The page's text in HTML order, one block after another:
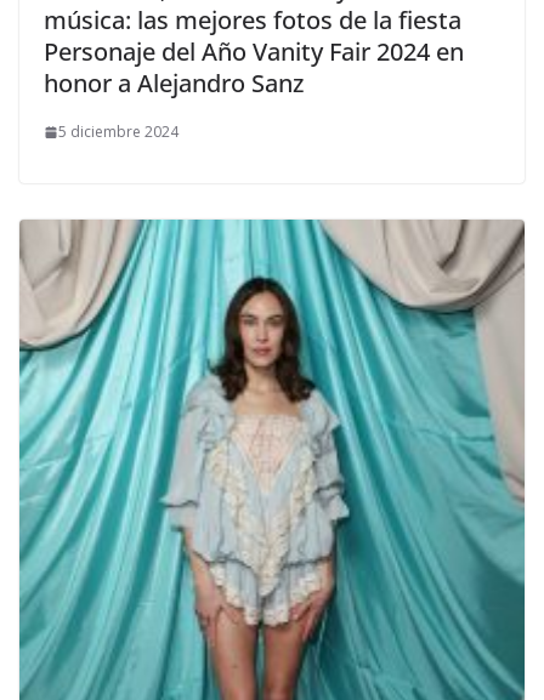
música: las mejores fotos de la fiesta
Personaje del Año Vanity Fair 2024 en
honor a Alejandro Sanz
5 diciembre 2024